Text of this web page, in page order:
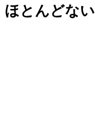
ほとんどない